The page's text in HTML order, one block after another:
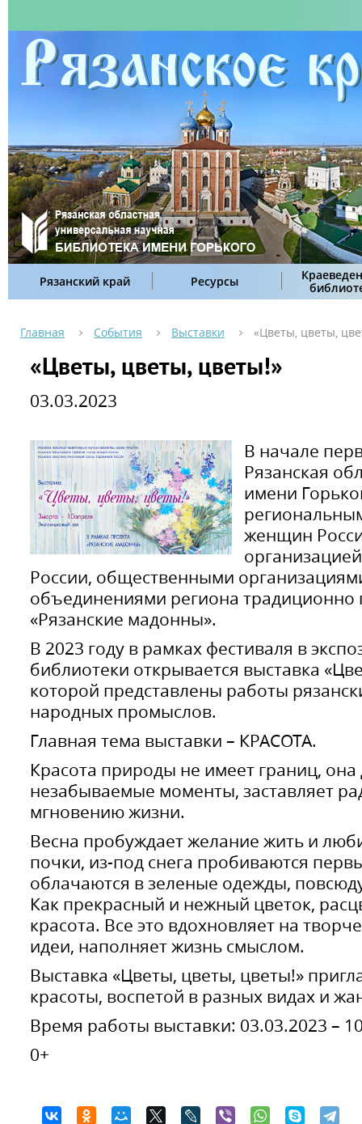
Рязанский край Ресурсы
Главная События Выставки «Цветы, цветы,
«Цветы, цветы, цветы!»
03.03.2023
В начале
Рязанская
имени
женщин
России, общественными
объединениями региона традиционно
«Рязанские мадонны».
В 2023 году в рамках фестиваля в
библиотеки открывается выставка
которой представлены работы
народных промыслов.
Главная тема выставки – КРАСОТА.
Красота природы не имеет границ,
незабываемые моменты, заставляет
мгновению жизни.
Весна пробуждает желание жить и
почки, из-под снега пробиваются
облачаются в зеленые одежды,
Как прекрасный и нежный цветок,
красота. Все это вдохновляет на
идеи, наполняет жизнь смыслом.
Выставка «Цветы, цветы, цветы!»
красоты, воспетой в разных видах и
Время работы выставки: 03.03.2023 –
0+